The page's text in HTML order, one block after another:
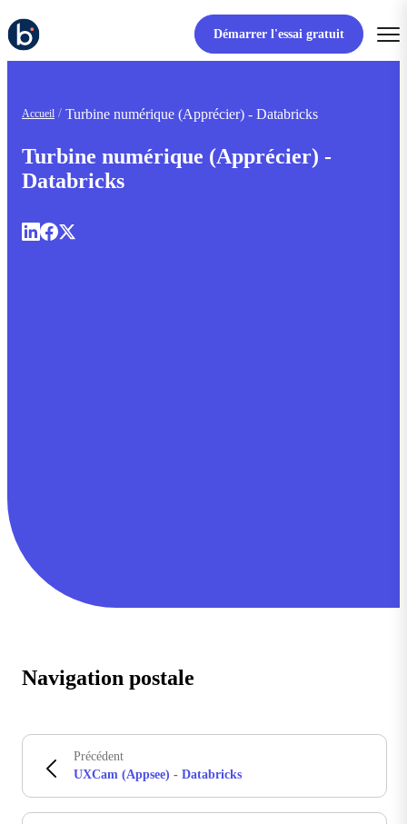
Démarrer l'essai gratuit
Accueil Turbine numérique (Apprécier) - Databricks
Turbine numérique (Apprécier) -
Databricks
Navigation postale
Précédent
UXCam (Appsee) - Databricks